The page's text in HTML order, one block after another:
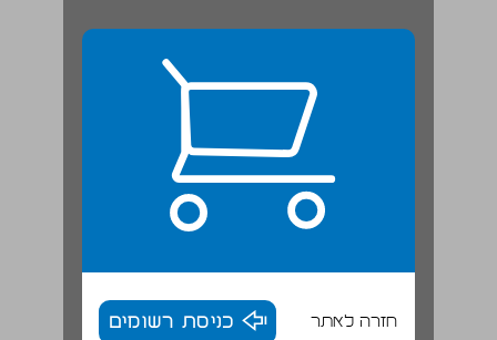
חזרה לאתר כניסת רשומים